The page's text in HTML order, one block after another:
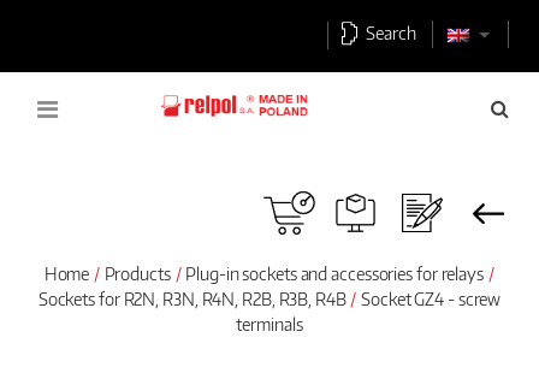
Search
Home Products
Plug-in sockets and accessories for relays
Sockets for R2N, R3N, R4N, R2B, R3B, R4B
Socket GZ4 - screw
terminals